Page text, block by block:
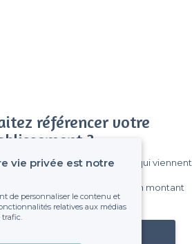
référencer votre
?
parmi le million de visiteurs qui viennent
engagement, vous payez un montant
de voir déraper la facture.
mon établissement
vie privée est notre
de personnaliser le contenu et
relatives aux médias
trafic.